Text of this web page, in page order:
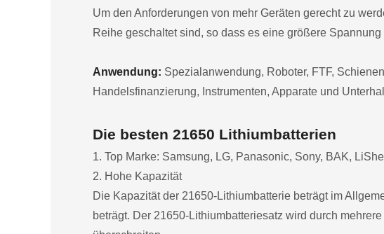
Um den Anforderungen von mehr Geräten gerecht zu
Reihe geschaltet sind, so dass es eine größere
Anwendung: Spezialanwendung, Roboter, FTF,
Handelsfinanzierung, Instrumenten, Apparate und
Die besten 21650 Lithiumbatterien
1. Top Marke: Samsung, LG, Panasonic, Sony, BAK,
2. Hohe Kapazität
Die Kapazität der 21650-Lithiumbatterie beträgt im
beträgt. Der 21650-Lithiumbatteriesatz wird durch